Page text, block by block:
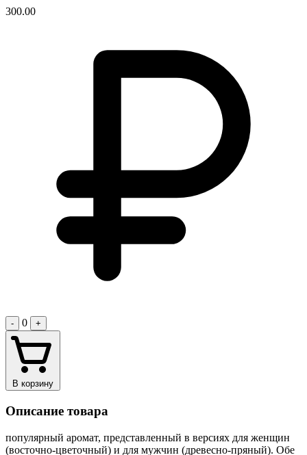
300.00
- 0 +
В корзину
Описание товара
популярный аромат, представленный в версиях для женщин
(восточно-цветочный) и для мужчин (древесно-пряный). Обе